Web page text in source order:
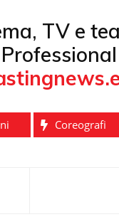
TV e
Coreografi